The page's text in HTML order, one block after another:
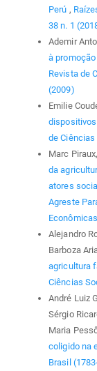
Perú ,
38 n. 1
Ademir
à
Revista de
(2009)
Emilie
de Ciências
Marc
da
atores
Agreste
Alejandro
Barboza
agricultura
Ciências
André Luiz
Sérgio
Maria
coligido na
Brasil